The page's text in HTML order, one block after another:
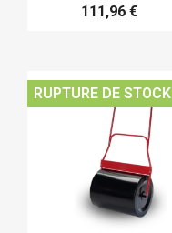
111,96 €
RUPTURE DE STOCK